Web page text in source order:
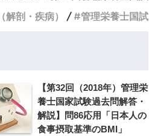
解剖・疾病） 管理栄養士国試
【第32回（2018年）管理栄
養士国家試験過去問解答・
解説】問86応用「日本人の
食事摂取基準のBMI」